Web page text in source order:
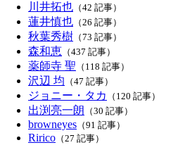
川井拓也 （42 記事）
蓮井慎也 （26 記事）
秋葉秀樹 （73 記事）
森和恵 （437 記事）
薬師寺 聖 （118 記事）
沢辺 均 （47 記事）
ジョニー・タカ （120 記事）
出渕亮一朗 （30 記事）
browneyes （91 記事）
Ririco （27 記事）